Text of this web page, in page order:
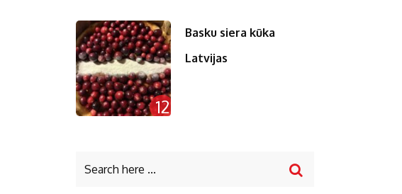
12
Basku siera kūka
Latvijas